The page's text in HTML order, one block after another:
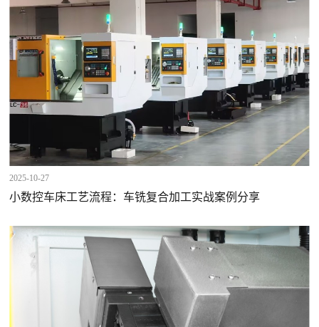
2025-10-27
小数控车床工艺流程：车铣复合加工实战案例分享